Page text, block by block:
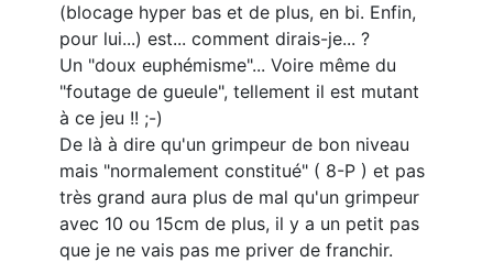
(blocage hyper bas et de plus, en bi. Enfin,
pour lui...) est... comment dirais-je... ?
Un "doux euphémisme"... Voire même du
"foutage de gueule", tellement il est mutant
à ce jeu !! ;-)
De là à dire qu'un grimpeur de bon niveau
mais "normalement constitué" ( 8-P ) et pas
très grand aura plus de mal qu'un grimpeur
avec 10 ou 15cm de plus, il y a un petit pas
que je ne vais pas me priver de franchir.